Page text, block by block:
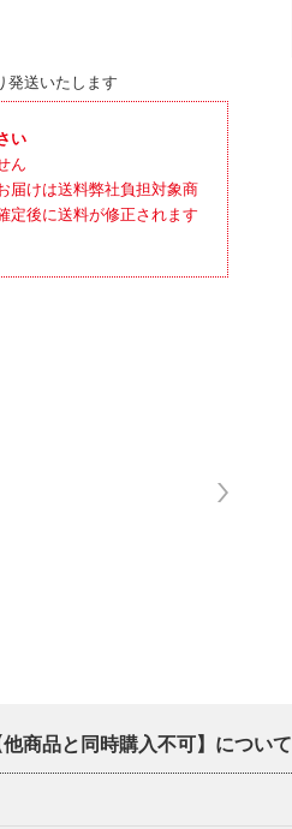
発送いたします
い
ん
届けは送料弊社負担対象商
定後に送料が修正されます
商品と同時購入不可】について